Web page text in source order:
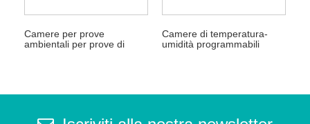
Camere per prove
ambientali per prove di
Camere di temperatura-
umidità programmabili